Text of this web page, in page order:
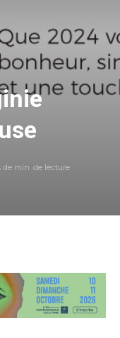
de min. de lecture